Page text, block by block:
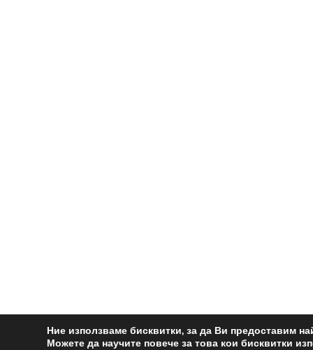
Ние използваме бисквитки, за да Ви предоставим
Можете да научите повече за това кои бисквитки